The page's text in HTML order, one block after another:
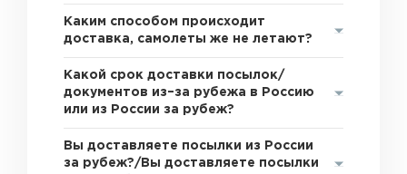
Каким способом происходит
доставка, самолеты же не летают?
Какой срок доставки посылок/
документов из–за рубежа в Россию
или из России за рубеж?
Вы доставляете посылки из России
за рубеж?/Вы доставляете посылки